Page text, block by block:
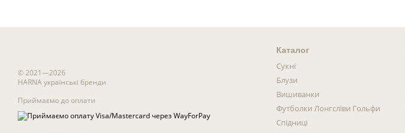
© 2021—2026
HARNA українські бренди
Приймаємо до оплати
Каталог
Сукні
Блузи
Вишиванки
Футболки Лонгсліви Гольфи
Спідниці